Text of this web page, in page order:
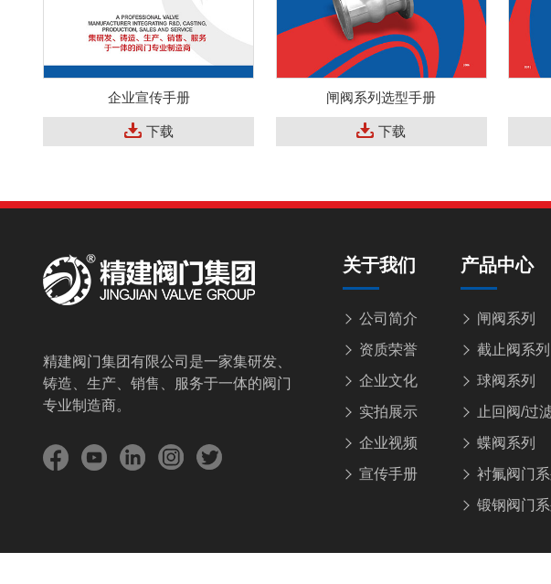
企业宣传手册
下载
闸阀系列选型手册
下载
精建阀门集团有限公司是一家集研发、
铸造、生产、销售、服务于一体的阀门
专业制造商。
关于我们
公司简介
资质荣誉
企业文化
实拍展示
企业视频
宣传手册
产品中心
闸阀系列
截止阀系列
球阀系列
止回阀/过
蝶阀系列
衬氟阀门系
锻钢阀门系